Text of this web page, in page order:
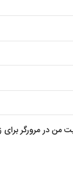
من در مرورگر